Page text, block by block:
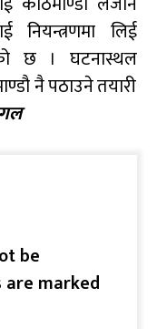
नियन्त्रणमा लिई
छ । घटनास्थल
नै पठाउने तयारी
be
are marked